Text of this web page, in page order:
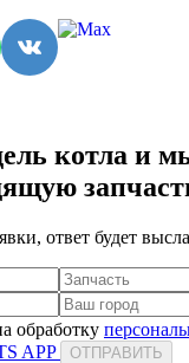
котла и
ответ будет
обработку
APP
ОТПРАВИТЬ